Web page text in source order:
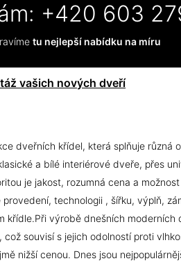
+420 603
tu nejlepší nabídku na míru
vašich nových dveří
dveřních křídel, která splňuje různá
a bílé interiérové dveře, přes
je jakost, rozumná cena a
technologii , šířku, výplň,
křídle.Při výrobě dnešních moderních
souvisí s jejich odolností proti
nižší cenou. Dnes jsou